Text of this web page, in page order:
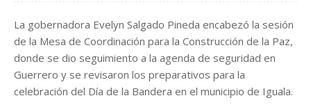
La gobernadora Evelyn Salgado Pineda encabezó la sesión
de la Mesa de Coordinación para la Construcción de la Paz,
donde se dio seguimiento a la agenda de seguridad en
Guerrero y se revisaron los preparativos para la
celebración del Día de la Bandera en el municipio de Iguala.